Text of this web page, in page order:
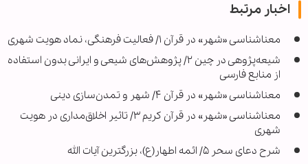
اخبار مرتبط
معناشناسی «شهر» در قرآن ۱/ فعالیت فرهنگی، نماد هویت شهری
شیعه‌پژوهی در چین ۲/ پژوهش‌های شیعی و ایرانی بدون استفاده
از منابع فارسی
معناشناسی «شهر» در قرآن ۴/ شهر و تمدن‌سازی دینی
معناشناسی «شهر» در قرآن کریم ۳/ تاثیر اخلاق‌مداری در هویت
شهری
شرح دعای سحر ۵/ ائمه اطهار(ع)، بزرگترین آیات الله